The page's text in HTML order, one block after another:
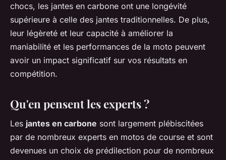
chocs, les jantes en carbone ont une longévité
supérieure à celle des jantes traditionnelles. De plus,
leur légèreté et leur capacité à améliorer la
maniabilité et les performances de la moto peuvent
avoir un impact significatif sur vos résultats en
compétition.
Qu'en pensent les experts ?
Les jantes en carbone sont largement plébiscitées
par de nombreux experts en motos de course et sont
devenues un choix de prédilection pour de nombreux